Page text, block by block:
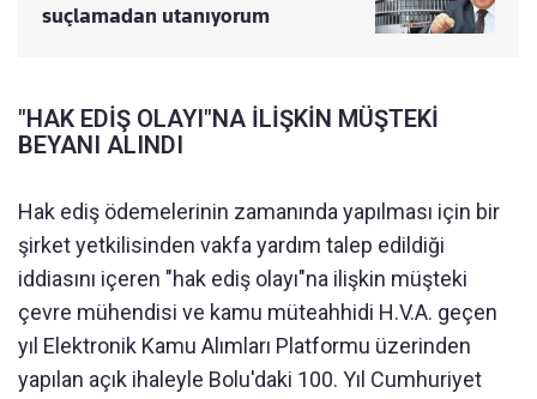
suçlamadan utanıyorum
"HAK EDİŞ OLAYI"NA İLİŞKİN MÜŞTEKİ
BEYANI ALINDI
Hak ediş ödemelerinin zamanında yapılması için bir
şirket yetkilisinden vakfa yardım talep edildiği
iddiasını içeren "hak ediş olayı"na ilişkin müşteki
çevre mühendisi ve kamu müteahhidi H.V.A. geçen
yıl Elektronik Kamu Alımları Platformu üzerinden
yapılan açık ihaleyle Bolu'daki 100. Yıl Cumhuriyet